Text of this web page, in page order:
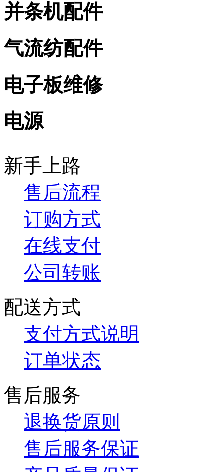
并条机配件
气流纺配件
电子板维修
电源
新手上路
售后流程
订购方式
在线支付
公司转账
配送方式
支付方式说明
订单状态
售后服务
退换货原则
售后服务保证